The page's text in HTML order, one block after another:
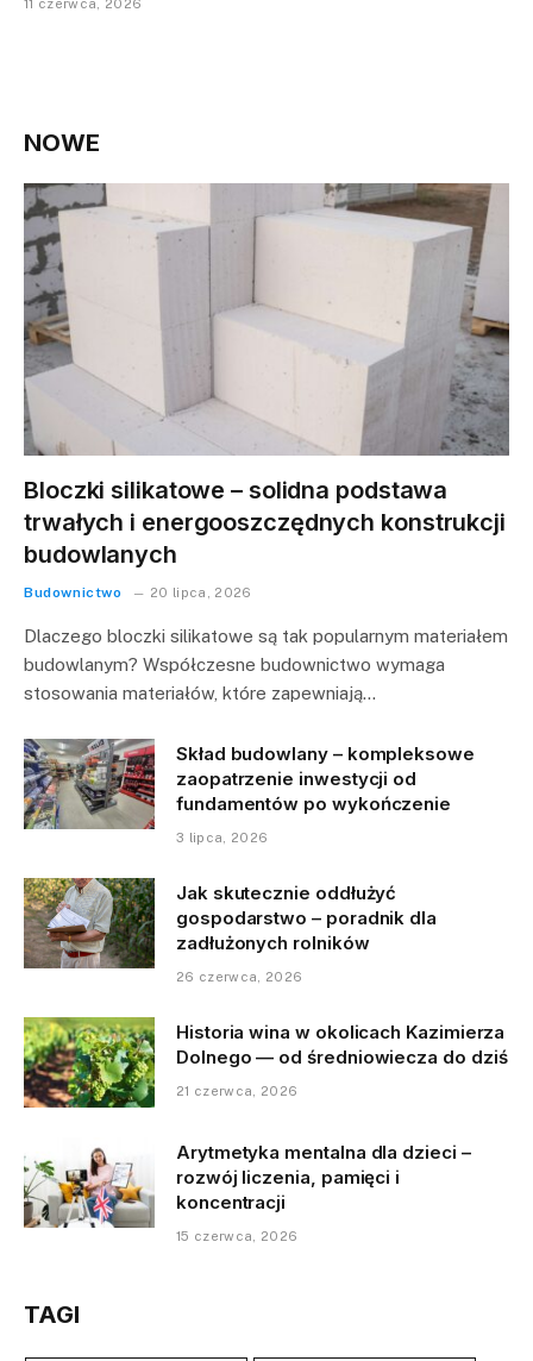
11 czerwca, 2026
NOWE
Bloczki silikatowe – solidna podstawa
trwałych i energooszczędnych konstrukcji
budowlanych
Budownictwo 20 lipca, 2026
Dlaczego bloczki silikatowe są tak popularnym materiałem
budowlanym? Współczesne budownictwo wymaga
stosowania materiałów, które zapewniają…
Skład budowlany – kompleksowe
zaopatrzenie inwestycji od
fundamentów po wykończenie
3 lipca, 2026
Jak skutecznie oddłużyć
gospodarstwo – poradnik dla
zadłużonych rolników
26 czerwca, 2026
Historia wina w okolicach Kazimierza
Dolnego — od średniowiecza do dziś
21 czerwca, 2026
Arytmetyka mentalna dla dzieci –
rozwój liczenia, pamięci i
koncentracji
15 czerwca, 2026
TAGI